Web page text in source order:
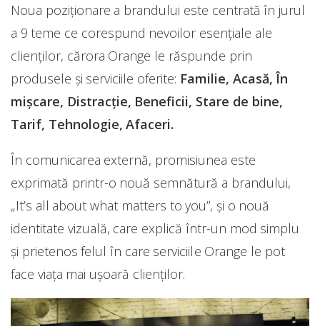
Noua poziţionare a brandului este centrată în jurul
a 9 teme ce corespund nevoilor esenţiale ale
clienților, cărora Orange le răspunde prin
produsele și serviciile oferite: Familie, Acasă, În
mişcare, Distracţie, Beneficii, Stare de bine,
Tarif, Tehnologie, Afaceri.
În comunicarea externă, promisiunea este
exprimată printr-o nouă semnătură a brandului,
„It’s all about what matters to you”, şi o nouă
identitate vizuală, care explică într-un mod simplu
şi prietenos felul în care serviciile Orange le pot
face viaţa mai uşoară clienţilor.